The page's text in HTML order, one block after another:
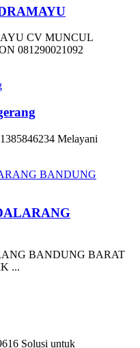
CV MUNCUL
081290021092
Melayani
BANDUNG BARAT
...
Solusi untuk